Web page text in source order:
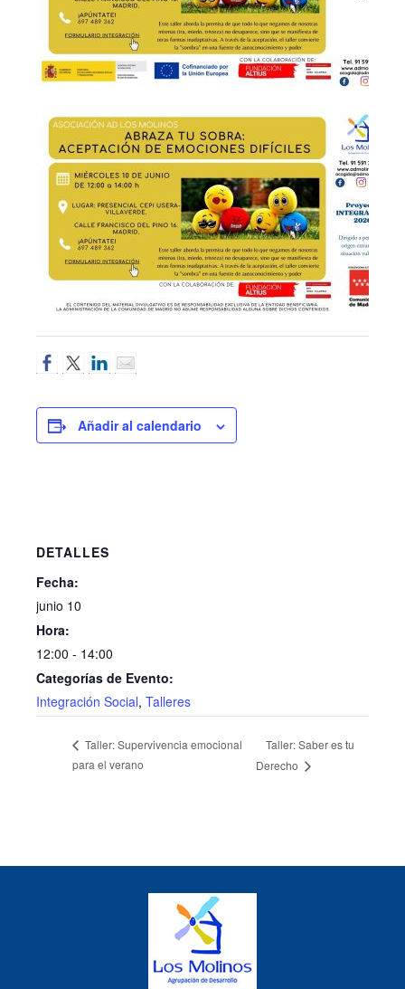
Añadir al calendario
DETALLES
Fecha:
junio 10
Hora:
12:00 - 14:00
Categorías de Evento:
Integración Social, Talleres
Taller: Supervivencia emocional
para el verano
Taller: Saber es tu
Derecho